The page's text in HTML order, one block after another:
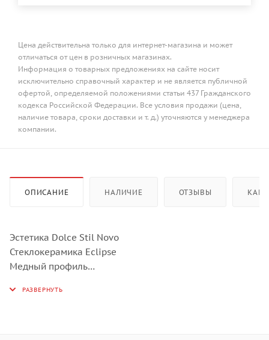
Цена действительна только для интернет-магазина и может
отличаться от цен в розничных магазинах.
Информация о товарных предложениях на сайте носит
исключительно справочный характер и не является публичной
офертой, определяемой положениями статьи 437 Гражданского
кодекса Российской Федерации. Все условия продажи (цена,
наличие товара, сроки доставки и т. д.) уточняются у менеджера
компании.
ОПИСАНИЕ НАЛИЧИЕ ОТЗЫВЫ КАК
Эстетика Dolce Stil Novo
Стеклокерамика Eclipse
Медный профиль
Прямой край